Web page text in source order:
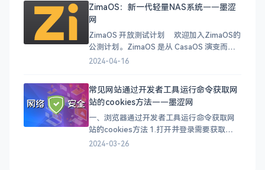
决存在的各种问题。 zabbix由2部分构成，
zabbix server与可选
ZimaOS：新一代轻量NAS系统——墨涩
网
ZimaOS 开放测试计划 欢迎加入ZimaOS的
公测计划。ZimaOS 是从 CasaOS 演变而来
的，我们构建了 ZimaOS 的发布版本，以获
64系统。 它是使用 Buildroot 构
2024-04-16
常见网站通过开发者工具运行命令获取网
站的cookies方法——墨涩网
一、浏览器通过开发者工具运行命令获取网
站的cookies方法 1.打开并登录需要获取
cookies的网站，按下“F12”键，调出控调出
2024-03-26